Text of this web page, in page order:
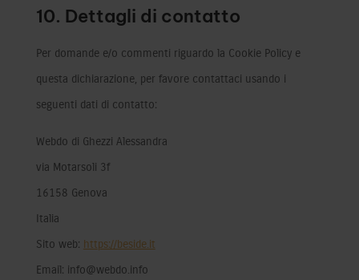
10. Dettagli di contatto
Per domande e/o commenti riguardo la Cookie Policy e
questa dichiarazione, per favore contattaci usando i
seguenti dati di contatto:
Webdo di Ghezzi Alessandra
via Motarsoli 3f
16158 Genova
Italia
Sito web: https://beside.it
Email: info@webdo.info